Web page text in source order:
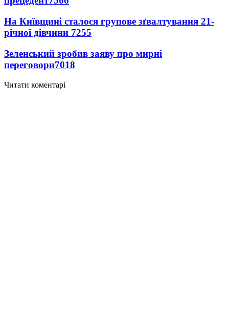
На Київщині сталося групове зґвалтування 21-
річної дівчини 7255
Зеленський зробив заяву про мирні
переговори7018
Читати коментарі